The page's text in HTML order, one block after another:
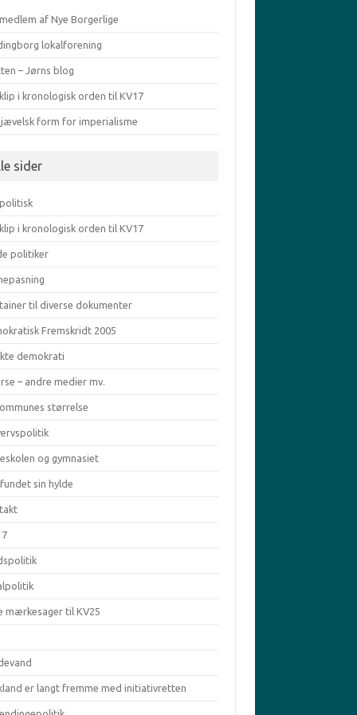
af Nye Borgerlige
lokalforening
– Jørns blog
i kronologisk orden til KV17
form for imperialisme
sider
i kronologisk orden til KV17
politiker
til diverse dokumenter
Fremskridt 2005
demokrati
– andre medier mv.
størrelse
og gymnasiet
sin hylde
mærkesager til KV25
er langt fremme med initiativretten